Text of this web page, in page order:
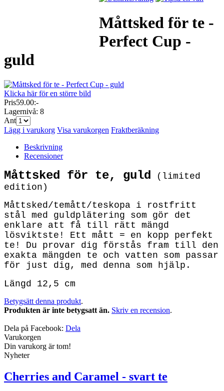
Måttsked för te -
Perfect Cup -
guld
Klicka här för en större bild
Pris59.00:-
Lagernivå: 8
Ant
Lägg i varukorg Visa varukorgen Fraktberäkning
Beskrivning
Recensioner
Måttsked för te, guld (limited
edition)
Måttsked/temått/teskopa i rostfritt
stål med guldplätering som gör det
enklare att få till rätt mängd
lösviktste! Ett mått = en kopp perfekt
te! Du provar dig förstås fram till den
exakta mängden te och vatten som passar
för just dig, med denna som hjälp.
Längd 12,5 cm
Betygsätt denna produkt.
Produkten är inte betygsatt än. Skriv en recension.
Dela på Facebook: Dela
Varukorgen
Din varukorg är tom!
Nyheter
Cherries and Caramel - svart te